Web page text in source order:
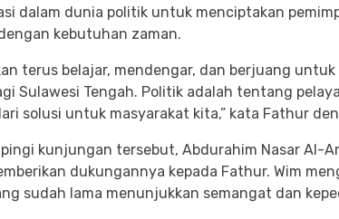
dalam dunia politik untuk menciptakan
kebutuhan zaman.
terus belajar, mendengar, dan berjuang
Sulawesi Tengah. Politik adalah tentang
solusi untuk masyarakat kita,” kata Fathur
kunjungan tersebut, Abdurahim Nasar Al-
dukungannya kepada Fathur. Wim
sudah lama menunjukkan semangat dan